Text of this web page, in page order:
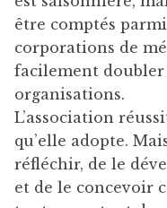
être comptés
corporations de
facilement doubler
organisations.
L’association
qu’elle adopte.
réfléchir, de le
et de le concevoir